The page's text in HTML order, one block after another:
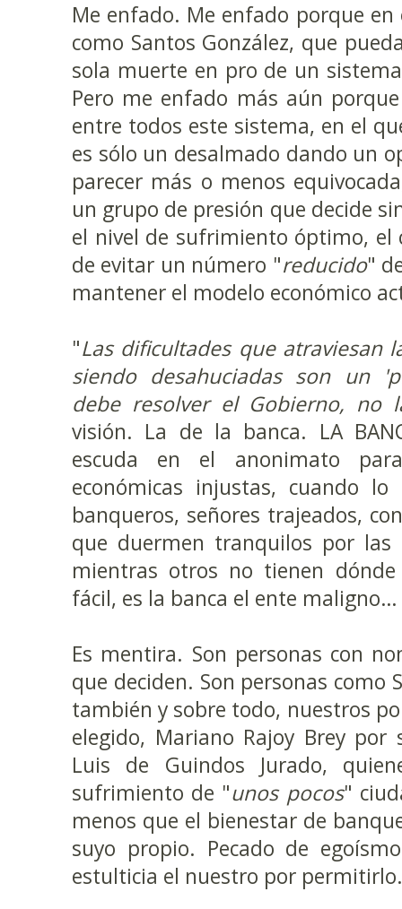
Me enfado. Me enfado porque
como Santos González, que
sola muerte en pro de un
Pero me enfado más aún
entre todos este sistema, en el
es sólo un desalmado dando un
parecer más o menos
un grupo de presión que decide
el nivel de sufrimiento óptimo, el
de evitar un número "reducido"
mantener el modelo económico
"Las dificultades que atraviesan
siendo desahuciadas son un
debe resolver el Gobierno, no
visión. La de la banca. LA
escuda en el anonimato
económicas injustas, cuando
banqueros, señores trajeados,
que duermen tranquilos por las
mientras otros no tienen
fácil, es la banca el ente maligno…
Es mentira. Son personas con
que deciden. Son personas como
también y sobre todo, nuestros
elegido, Mariano Rajoy Brey
Luis de Guindos Jurado,
sufrimiento de "unos pocos"
menos que el bienestar de
suyo propio. Pecado de
estulticia el nuestro por permitirlo.